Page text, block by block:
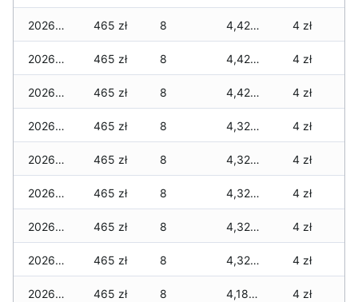
2026-02-26 465 zł 8 4,425 zł 4 zł
2026-02-25 465 zł 8 4,425 zł 4 zł
2026-02-24 465 zł 8 4,425 zł 4 zł
2026-02-23 465 zł 8 4,320 zł 4 zł
2026-02-22 465 zł 8 4,320 zł 4 zł
2026-02-21 465 zł 8 4,320 zł 4 zł
2026-02-20 465 zł 8 4,320 zł 4 zł
2026-02-19 465 zł 8 4,320 zł 4 zł
2026-02-18 465 zł 8 4,180 zł 4 zł